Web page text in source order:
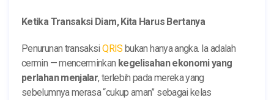
Ketika Transaksi Diam, Kita Harus Bertanya
Penurunan transaksiQRISbukan hanya angka. Ia adalah
cermin — mencerminkan kegelisahan ekonomi yang
perlahan menjalar, terlebih pada mereka yang
sebelumnya merasa “cukup aman” sebagai kelas